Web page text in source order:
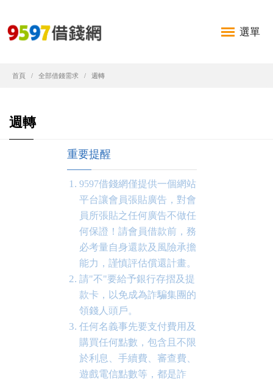
選單
首頁 全部借錢需求 週轉
週轉
重要提醒
9597借錢網僅提供一個網站
平台讓會員張貼廣告，對會
員所張貼之任何廣告不做任
何保證！請會員借款前，務
必考量自身還款及風險承擔
能力，謹慎評估償還計畫。
請"不"要給予銀行存摺及提
款卡，以免成為詐騙集團的
領錢人頭戶。
任何名義事先要支付費用及
購買任何點數，包含且不限
於利息、手續費、審查費、
遊戲電信點數等，都是詐